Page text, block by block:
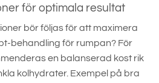
för optimala resultat
bör följas för att maximera
behandling för rumpan? För
en balanserad kost rik
kolhydrater. Exempel på bra